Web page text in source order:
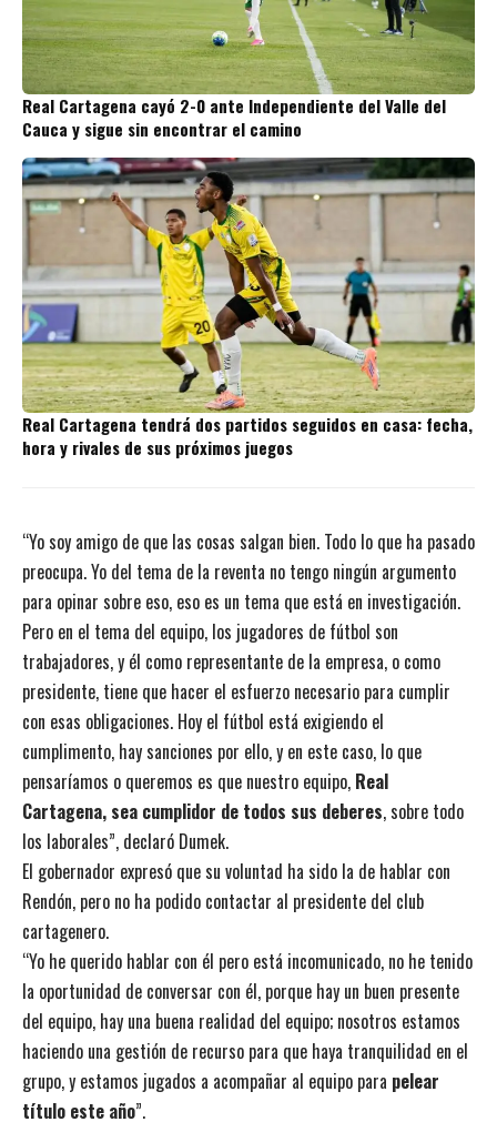
Real Cartagena cayó 2-0 ante Independiente del Valle del
Cauca y sigue sin encontrar el camino
Real Cartagena tendrá dos partidos seguidos en casa: fecha,
hora y rivales de sus próximos juegos
“Yo soy amigo de que las cosas salgan bien. Todo lo que ha pasado
preocupa. Yo del tema de la reventa no tengo ningún argumento
para opinar sobre eso, eso es un tema que está en investigación.
Pero en el tema del equipo, los jugadores de fútbol son
trabajadores, y él como representante de la empresa, o como
presidente, tiene que hacer el esfuerzo necesario para cumplir
con esas obligaciones. Hoy el fútbol está exigiendo el
cumplimento, hay sanciones por ello, y en este caso, lo que
pensaríamos o queremos es que nuestro equipo, Real
Cartagena, sea cumplidor de todos sus deberes, sobre todo
los laborales”, declaró Dumek.
El gobernador expresó que su voluntad ha sido la de hablar con
Rendón, pero no ha podido contactar al presidente del club
cartagenero.
“Yo he querido hablar con él pero está incomunicado, no he tenido
la oportunidad de conversar con él, porque hay un buen presente
del equipo, hay una buena realidad del equipo; nosotros estamos
haciendo una gestión de recurso para que haya tranquilidad en el
grupo, y estamos jugados a acompañar al equipo para pelear
título este año”.